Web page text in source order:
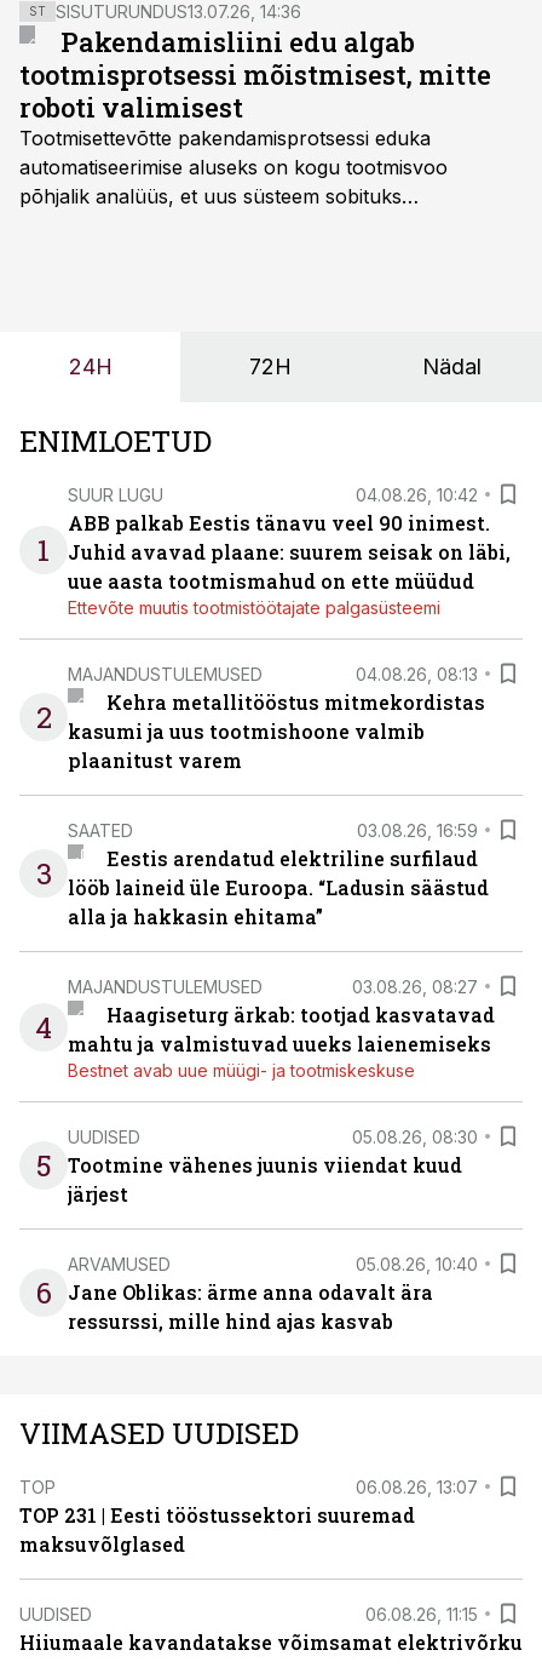
ST SISUTURUNDUS13.07.26, 14:36
Pakendamisliini edu algab
tootmisprotsessi mõistmisest, mitte
roboti valimisest
Tootmisettevõtte pakendamisprotsessi eduka
automatiseerimise aluseks on kogu tootmisvoo
põhjalik analüüs, et uus süsteem sobituks
OÜ tegevjuht Sander Mitendorf.
24H 72H Nädal
ENIMLOETUD
1
SUUR LUGU 04.08.26, 10:42
ABB palkab Eestis tänavu veel 90 inimest.
Juhid avavad plaane: suurem seisak on läbi,
uue aasta tootmismahud on ette müüdud
Ettevõte muutis tootmistöötajate palgasüsteemi
2
MAJANDUSTULEMUSED 04.08.26, 08:13
Kehra metallitööstus mitmekordistas
kasumi ja uus tootmishoone valmib
plaanitust varem
3
SAATED 03.08.26, 16:59
Eestis arendatud elektriline surfilaud
lööb laineid üle Euroopa. “Ladusin säästud
alla ja hakkasin ehitama”
4
MAJANDUSTULEMUSED 03.08.26, 08:27
Haagiseturg ärkab: tootjad kasvatavad
mahtu ja valmistuvad uueks laienemiseks
Bestnet avab uue müügi- ja tootmiskeskuse
5
UUDISED 05.08.26, 08:30
Tootmine vähenes juunis viiendat kuud
järjest
6
ARVAMUSED 05.08.26, 10:40
Jane Oblikas: ärme anna odavalt ära
ressurssi, mille hind ajas kasvab
VIIMASED UUDISED
TOP 06.08.26, 13:07
TOP 231 | Eesti tööstussektori suuremad
maksuvõlglased
UUDISED 06.08.26, 11:15
Hiiumaale kavandatakse võimsamat elektrivõrku